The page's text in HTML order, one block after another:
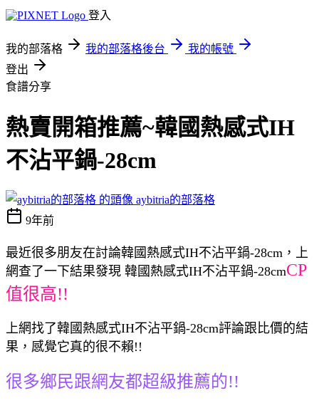
登入
我的部落格 我的部落格後台
我的帳號
登出
食譜分享
熱賣開箱推薦~韓國熱感式IH
不沾平鍋-28cm
aybitria的部落格
9年前
最近很多朋友在討論韓國熱感式IH不沾平鍋-28cm，上
網查了一下結果發現 韓國熱感式IH不沾平鍋-28cmCP
值很高!!
上網找了韓國熱感式IH不沾平鍋-28cm評論跟比價的結
果，感覺它真的很不賴!!
很多鄉民跟網友都超級推薦的!!